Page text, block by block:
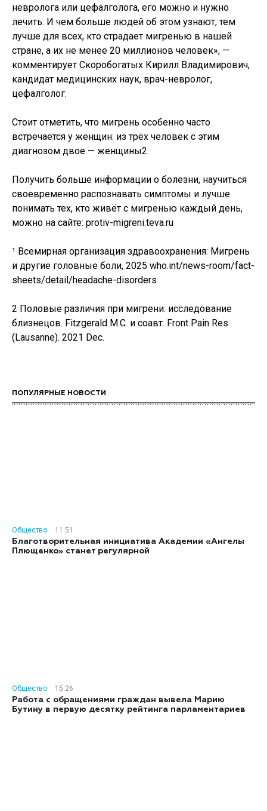
невролога или цефалголога, его можно и нужно
лечить. И чем больше людей об этом узнают, тем
лучше для всех, кто страдает мигренью в нашей
стране, а их не менее 20 миллионов человек», —
комментирует Скоробогатых Кирилл Владимирович,
кандидат медицинских наук, врач-невролог,
цефалголог.
Стоит отметить, что мигрень особенно часто
встречается у женщин: из трёх человек с этим
диагнозом двое — женщины2.
Получить больше информации о болезни, научиться
своевременно распознавать симптомы и лучше
понимать тех, кто живёт с мигренью каждый день,
можно на сайте: protiv-migreni.teva.ru
¹ Всемирная организация здравоохранения: Мигрень
и другие головные боли, 2025 who.int/news-room/fact-
sheets/detail/headache-disorders
2 Половые различия при мигрени: исследование
близнецов. Fitzgerald M.C. и соавт. Front Pain Res
(Lausanne). 2021 Dec.
ПОПУЛЯРНЫЕ НОВОСТИ
Общество
11:51
Благотворительная инициатива Академии «Ангелы
Плющенко» станет регулярной
Общество
15:26
Работа с обращениями граждан вывела Марию
Бутину в первую десятку рейтинга парламентариев